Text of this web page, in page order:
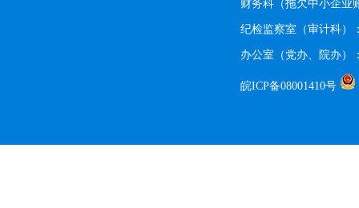
财务科（拖欠中小企业
纪检监察室（审计科）
办公室（党办、院办）
皖ICP备08001410号